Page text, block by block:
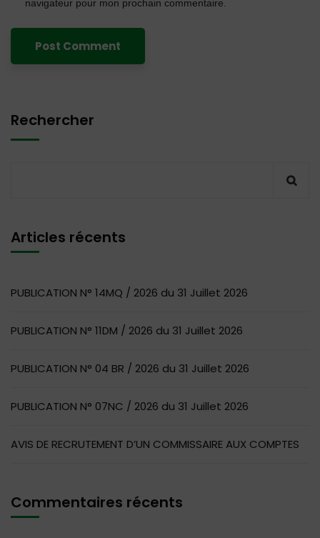
navigateur pour mon prochain commentaire.
Rechercher
Articles récents
PUBLICATION N° 14MQ / 2026 du 31 Juillet 2026
PUBLICATION N° 11DM / 2026 du 31 Juillet 2026
PUBLICATION N° 04 BR / 2026 du 31 Juillet 2026
PUBLICATION N° 07NC / 2026 du 31 Juillet 2026
AVIS DE RECRUTEMENT D’UN COMMISSAIRE AUX COMPTES
Commentaires récents